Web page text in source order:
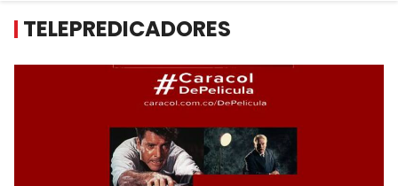
TELEPREDICADORES